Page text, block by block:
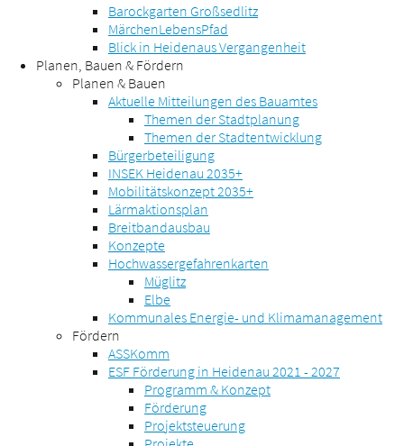
Barockgarten Großsedlitz
MärchenLebensPfad
Blick in Heidenaus Vergangenheit
Planen, Bauen & Fördern
Planen & Bauen
Aktuelle Mitteilungen des Bauamtes
Themen der Stadtplanung
Themen der Stadtentwicklung
Bürgerbeteiligung
INSEK Heidenau 2035+
Mobilitätskonzept 2035+
Lärmaktionsplan
Breitbandausbau
Konzepte
Hochwassergefahrenkarten
Müglitz
Elbe
Kommunales Energie- und Klimamanagement
Fördern
ASSKomm
ESF Förderung in Heidenau 2021 - 2027
Programm & Konzept
Förderung
Projektsteuerung